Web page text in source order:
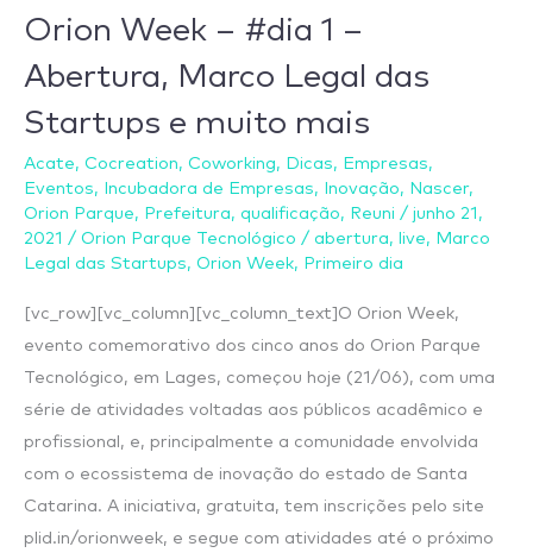
Orion Week – #dia 1 –
Abertura, Marco Legal das
Startups e muito mais
Acate, Cocreation, Coworking, Dicas, Empresas,
Eventos, Incubadora de Empresas, Inovação, Nascer,
Orion Parque, Prefeitura, qualificação, Reuni / junho 21,
2021 / Orion Parque Tecnológico / abertura, live, Marco
Legal das Startups, Orion Week, Primeiro dia
[vc_row][vc_column][vc_column_text]O Orion Week,
evento comemorativo dos cinco anos do Orion Parque
Tecnológico, em Lages, começou hoje (21/06), com uma
série de atividades voltadas aos públicos acadêmico e
profissional, e, principalmente a comunidade envolvida
com o ecossistema de inovação do estado de Santa
Catarina. A iniciativa, gratuita, tem inscrições pelo site
plid.in/orionweek, e segue com atividades até o próximo
Orion
–
#dia
–
Abertura,
Marco
Legal
das
Startups
e
muito
mais